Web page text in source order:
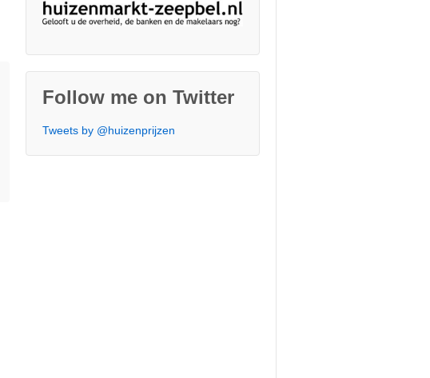
Follow me on Twitter
Tweets by @huizenprijzen